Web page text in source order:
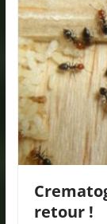
retour !